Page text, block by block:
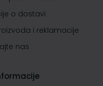
o dostavi
i reklamacije
nas